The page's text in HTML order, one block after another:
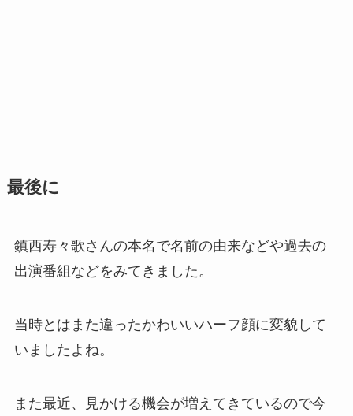
最後に
鎮西寿々歌さんの本名で名前の由来などや過去の
出演番組などをみてきました。
当時とはまた違ったかわいいハーフ顔に変貌して
いましたよね。
また最近、見かける機会が増えてきているので今